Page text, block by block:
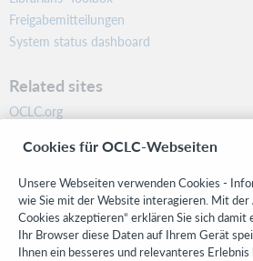
Freigabemitteilungen
System status dashboard
Related sites
OCLC.org
Community
Research
WebJunction
Developer Network
Cookies für OCLC-Webseiten
Unsere Webseiten verwenden Cookies -
wie Sie mit der Website interagieren. Mit der
Cookies akzeptieren“ erklären Sie sich damit
Ihr Browser diese Daten auf Ihrem Gerät
Ihnen ein besseres und relevanteres